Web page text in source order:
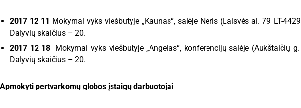
2017 12 11 Mokymai vyks viešbutyje „Kaunas“, salėje Neris (Laisvės al. 79 LT-
Dalyvių skaičius – 20.
2017 12 18 Mokymai vyks viešbutyje „Angelas“, konferencijų salėje
Dalyvių skaičius – 20.
Apmokyti pertvarkomų globos įstaigų darbuotojai